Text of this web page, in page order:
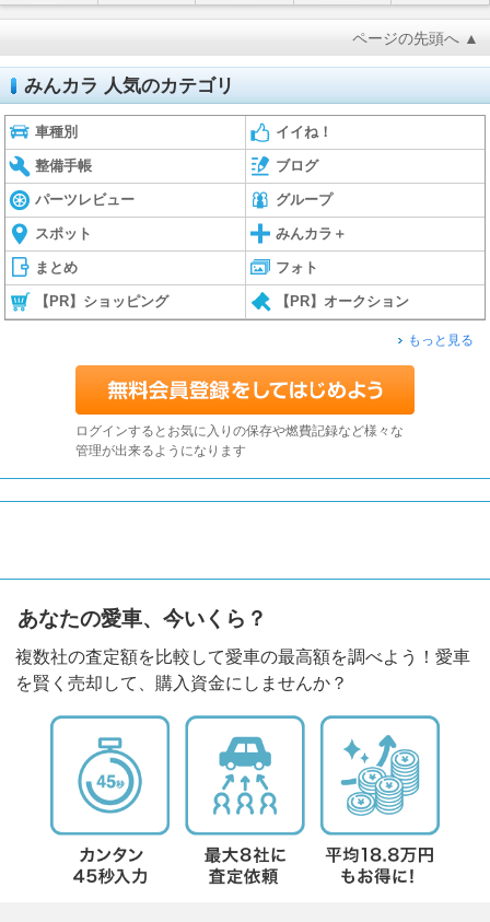
ページの先頭へ ▲
みんカラ 人気のカテゴリ
車種別 イイね！
整備手帳 ブログ
パーツレビュー グループ
スポット みんカラ＋
まとめ フォト
【PR】ショッピング 【PR】オークション
もっと見る
ログインするとお気に入りの保存や燃費記録など様々な
管理が出来るようになります
あなたの愛車、今いくら？
複数社の査定額を比較して愛車の最高額を調べよう！愛車
を賢く売却して、購入資金にしませんか？